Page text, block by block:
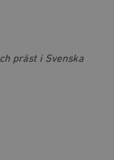
präst i Svenska